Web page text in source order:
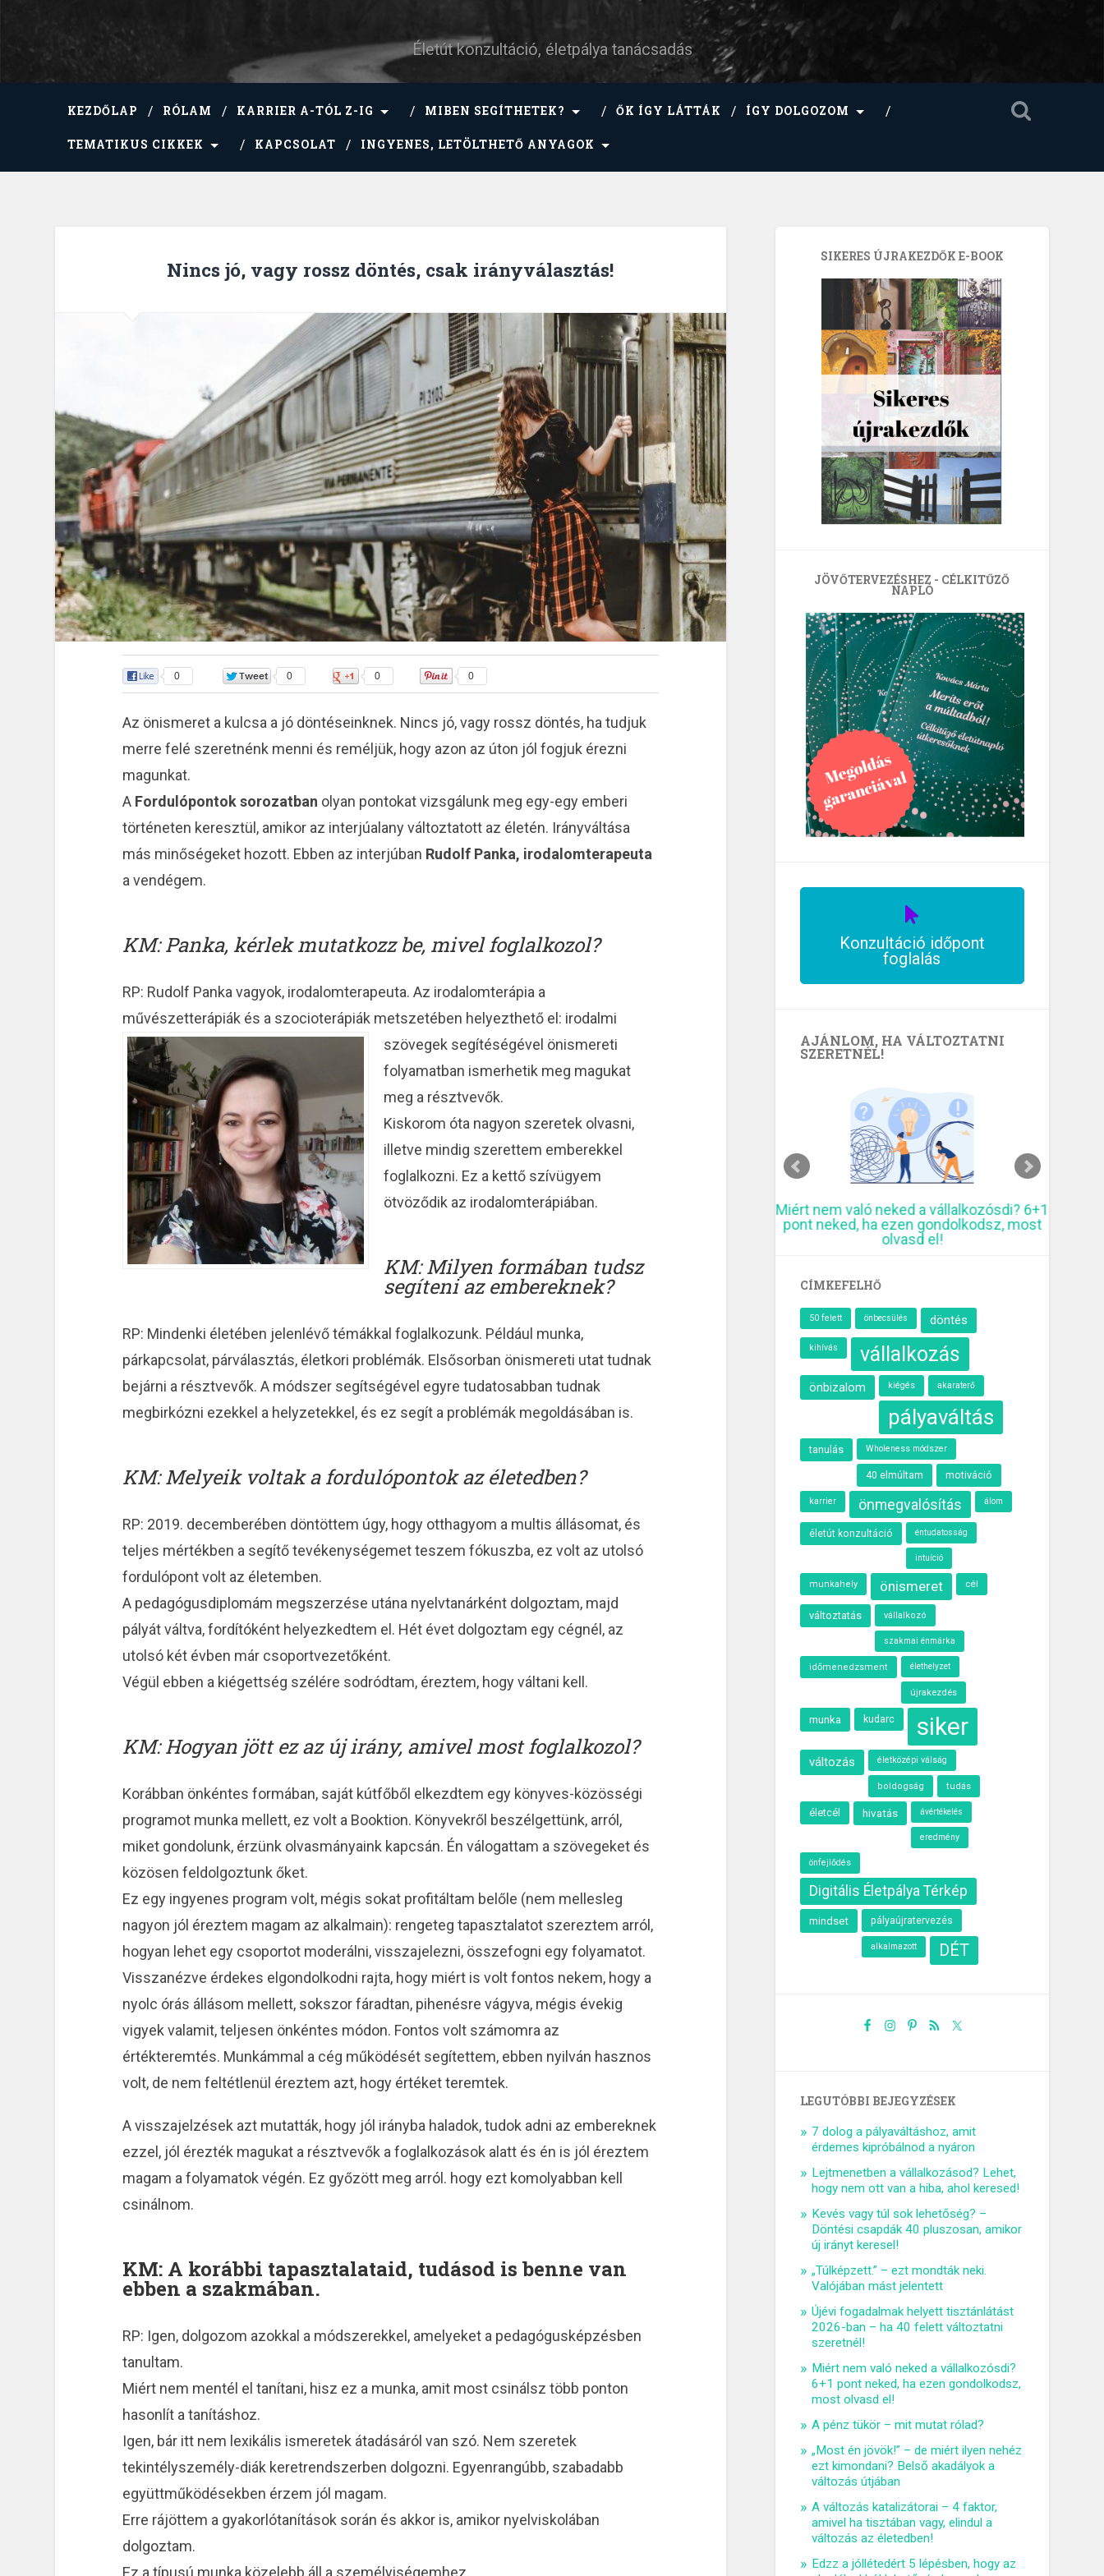
Életút konzultáció, életpálya tanácsadás
KEZDŐLAP RÓLAM KARRIER A-TÓL Z-IG MIBEN SEGÍTHETEK? ŐK ÍGY LÁTTÁK ÍGY DOLGOZOM
TEMATIKUS CIKKEK KAPCSOLAT INGYENES, LETÖLTHETŐ ANYAGOK
Nincs jó, vagy rossz döntés, csak irányválasztás!
0 0 0 0
Az önismeret a kulcsa a jó döntéseinknek. Nincs jó, vagy rossz döntés, ha tudjuk
merre felé szeretnénk menni és reméljük, hogy azon az úton jól fogjuk érezni
magunkat.
A Fordulópontok sorozatban olyan pontokat vizsgálunk meg egy-egy emberi
történeten keresztül, amikor az interjúalany változtatott az életén. Irányváltása
más minőségeket hozott. Ebben az interjúban Rudolf Panka, irodalomterapeuta
a vendégem.
KM: Panka, kérlek mutatkozz be, mivel foglalkozol?
RP: Rudolf Panka vagyok, irodalomterapeuta. Az irodalomterápia a
művészetterápiák és a szocioterápiák metszetében helyezthető el: irodalmi
szövegek segítéségével önismereti
folyamatban ismerhetik meg magukat
meg a résztvevők.
Kiskorom óta nagyon szeretek olvasni,
illetve mindig szerettem emberekkel
foglalkozni. Ez a kettő szívügyem
ötvöződik az irodalomterápiában.
KM: Milyen formában tudsz
segíteni az embereknek?
RP: Mindenki életében jelenlévő témákkal foglalkozunk. Például munka,
párkapcsolat, párválasztás, életkori problémák. Elsősorban önismereti utat tudnak
bejárni a résztvevők. A módszer segítségével egyre tudatosabban tudnak
megbirkózni ezekkel a helyzetekkel, és ez segít a problémák megoldásában is.
KM: Melyeik voltak a fordulópontok az életedben?
RP: 2019. decemberében döntöttem úgy, hogy otthagyom a multis állásomat, és
teljes mértékben a segítő tevékenységemet teszem fókuszba, ez volt az utolsó
fordulópont volt az életemben.
A pedagógusdiplomám megszerzése utána nyelvtanárként dolgoztam, majd
pályát váltva, fordítóként helyezkedtem el. Hét évet dolgoztam egy cégnél, az
utolsó két évben már csoportvezetőként.
Végül ebben a kiégettség szélére sodródtam, éreztem, hogy váltani kell.
KM: Hogyan jött ez az új irány, amivel most foglalkozol?
Korábban önkéntes formában, saját kútfőből elkezdtem egy könyves-közösségi
programot munka mellett, ez volt a Booktion. Könyvekről beszélgettünk, arról,
miket gondolunk, érzünk olvasmányaink kapcsán. Én válogattam a szövegeket és
közösen feldolgoztunk őket.
Ez egy ingyenes program volt, mégis sokat profitáltam belőle (nem mellesleg
nagyon jól éreztem magam az alkalmain): rengeteg tapasztalatot szereztem arról,
hogyan lehet egy csoportot moderálni, visszajelezni, összefogni egy folyamatot.
Visszanézve érdekes elgondolkodni rajta, hogy miért is volt fontos nekem, hogy a
nyolc órás állásom mellett, sokszor fáradtan, pihenésre vágyva, mégis évekig
vigyek valamit, teljesen önkéntes módon. Fontos volt számomra az
értékteremtés. Munkámmal a cég működését segítettem, ebben nyilván hasznos
volt, de nem feltétlenül éreztem azt, hogy értéket teremtek.
A visszajelzések azt mutatták, hogy jól irányba haladok, tudok adni az embereknek
ezzel, jól érezték magukat a résztvevők a foglalkozások alatt és én is jól éreztem
magam a folyamatok végén. Ez győzött meg arról. hogy ezt komolyabban kell
csinálnom.
KM: A korábbi tapasztalataid, tudásod is benne van
ebben a szakmában.
RP: Igen, dolgozom azokkal a módszerekkel, amelyeket a pedagógusképzésben
tanultam.
Miért nem mentél el tanítani, hisz ez a munka, amit most csinálsz több ponton
hasonlít a tanításhoz.
Igen, bár itt nem lexikális ismeretek átadásáról van szó. Nem szeretek
tekintélyszemély-diák keretrendszerben dolgozni. Egyenrangúbb, szabadabb
együttműködésekben érzem jól magam.
Erre rájöttem a gyakorlótanítások során és akkor is, amikor nyelviskolában
dolgoztam.
Ez a típusú munka közelebb áll a személyiségemhez.
SIKERES ÚJRAKEZDŐK E-BOOK
JÖVŐTERVEZÉSHEZ - CÉLKITŰZŐ
NAPLÓ
Konzultáció időpont
foglalás
AJÁNLOM, HA VÁLTOZTATNI
SZERETNÉL!
A siker receptje a hálózatkutató
Miért nem való neked a vállalkozósdi? 6+1
pont neked, ha ezen gondolkodsz, most
10 kreatív módszer újévi
elmúltál 40 és munkaváltáson
CÍMKEFELHŐ
50 felett önbecsülés döntés
kihívás vállalkozás
önbizalom kiégés akaraterő
pályaváltás
tanulás Wholeness módszer
40 elmúltam motiváció
karrier önmegvalósítás álom
életút konzultáció éntudatosság
intuíció
munkahely önismeret cél
változtatás vállalkozó
szakmai énmárka
időmenedzsment élethelyzet
újrakezdés
munka kudarc siker
változás életközépi válság
boldogság tudás
életcél hivatás ávértékelés
eredmény
önfejlődés
Digitális Életpálya Térkép
mindset pályaújratervezés
alkalmazott DÉT
LEGUTÓBBI BEJEGYZÉSEK
7 dolog a pályaváltáshoz, amit
érdemes kipróbálnod a nyáron
Lejtmenetben a vállalkozásod? Lehet,
hogy nem ott van a hiba, ahol keresed!
Kevés vagy túl sok lehetőség? –
Döntési csapdák 40 pluszosan, amikor
új irányt keresel!
„Túlképzett.” – ezt mondták neki.
Valójában mást jelentett
Újévi fogadalmak helyett tisztánlátást
2026-ban – ha 40 felett változtatni
szeretnél!
Miért nem való neked a vállalkozósdi?
6+1 pont neked, ha ezen gondolkodsz,
most olvasd el!
A pénz tükör – mit mutat rólad?
„Most én jövök!” – de miért ilyen nehéz
ezt kimondani? Belső akadályok a
változás útjában
A változás katalizátorai – 4 faktor,
amivel ha tisztában vagy, elindul a
változás az életedben!
Edzz a jóllétedért 5 lépésben, hogy az